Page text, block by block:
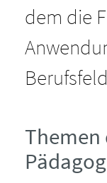
Wir
dem die